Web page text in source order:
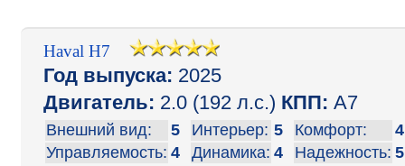
Haval H7
Год выпуска: 2025
Двигатель: 2.0 (192 л.с.) КПП: A7
Внешний вид: 5 Интерьер: 5 Комфорт:
4
Управляемость: 4 Динамика: 4 Надежность: 5